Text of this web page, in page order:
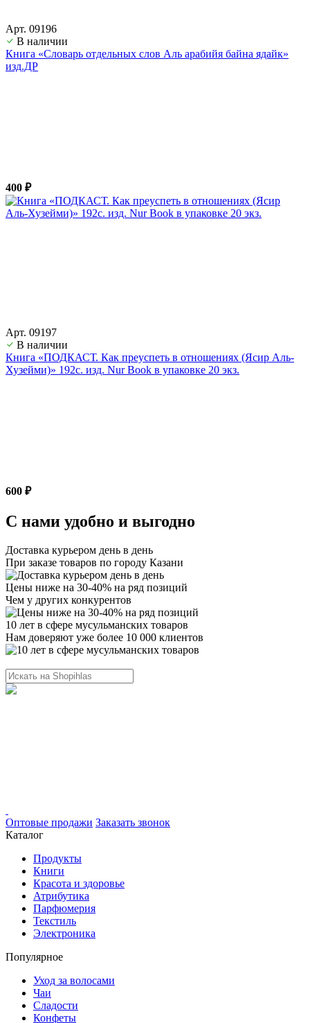
Арт. 09196
В наличии
Книга «Словарь отдельных слов Аль арабийя байна ядайк»
изд.ДР
400 ₽
Арт. 09197
В наличии
Книга «ПОДКАСТ. Как преуспеть в отношениях (Ясир Аль-
Хузейми)» 192с. изд. Nur Book в упаковке 20 экз.
600 ₽
С нами удобно и выгодно
Доставка курьером день в день
При заказе товаров по городу Казани
Цены ниже на 30-40% на ряд позиций
Чем у других конкурентов
10 лет в сфере мусульманских товаров
Нам доверяют уже более 10 000 клиентов
Оптовые продажи Заказать звонок
Каталог
Продукты
Книги
Красота и здоровье
Атрибутика
Парфюмерия
Текстиль
Электроника
Популярное
Уход за волосами
Чаи
Сладости
Конфеты